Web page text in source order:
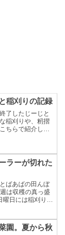
稲刈りの記録
了したじーじと
稲刈りや、籾摺
ちらで紹介しよ
っと農家目線で
ラーが切れた
ばあばの田んぼ
は収穫の真っ盛
日には稲刈りの
、普段のデスク
園。夏から秋